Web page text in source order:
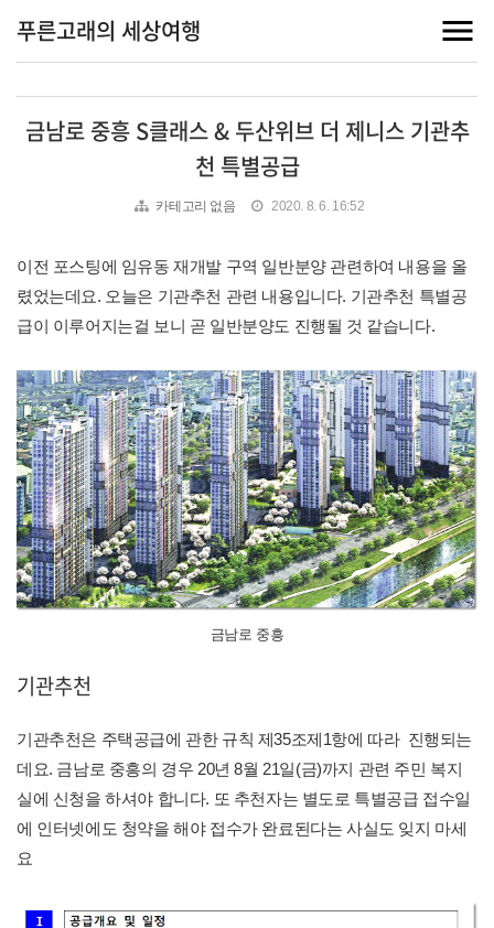
푸른고래의 세상여행
금남로 중흥 S클래스 & 두산위브 더 제니스 기관추
천 특별공급
카테고리 없음 2020. 8. 6. 16:52
이전 포스팅에 임유동 재개발 구역 일반분양 관련하여 내용을 올
렸었는데요. 오늘은 기관추천 관련 내용입니다. 기관추천 특별공
급이 이루어지는걸 보니 곧 일반분양도 진행될 것 같습니다.
금남로 중흥
기관추천
기관추천은 주택공급에 관한 규칙 제35조제1항에 따라 진행되는
데요. 금남로 중흥의 경우 20년 8월 21일(금)까지 관련 주민 복지
실에 신청을 하셔야 합니다. 또 추천자는 별도로 특별공급 접수일
에 인터넷에도 청약을 해야 접수가 완료된다는 사실도 잊지 마세
요